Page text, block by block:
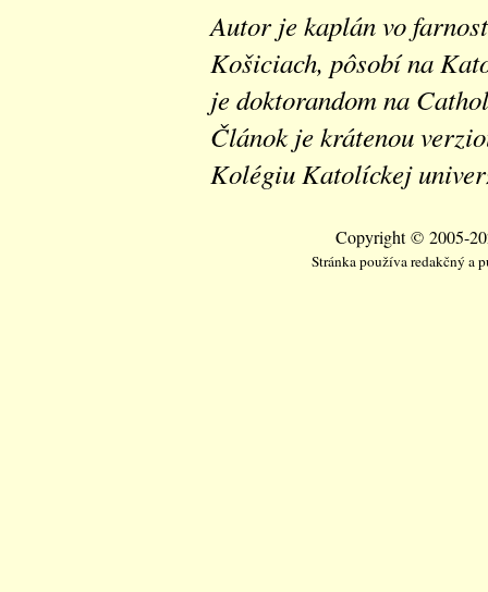
Autor je kaplán vo
Košiciach, pôsobí na
je doktorandom na
Článok je krátenou
Kolégiu Katolíckej
Copyright © 2005-
Stránka používa redakčný a